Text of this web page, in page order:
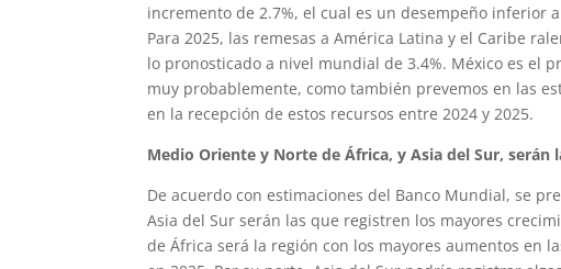
incremento de 2.7%, el cual es un desempeño inferior
Para 2025, las remesas a América Latina y el Caribe
lo pronosticado a nivel mundial de 3.4%. México es el
muy probablemente, como también prevemos en las
en la recepción de estos recursos entre 2024 y 2025.
Medio Oriente y Norte de África, y Asia del Sur, serán
De acuerdo con estimaciones del Banco Mundial, se
Asia del Sur serán las que registren los mayores
de África será la región con los mayores aumentos en